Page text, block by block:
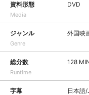
資料形態
Media
DVD
ジャンル
Genre
外国映
総分数
Runtime
128
字幕 日本語